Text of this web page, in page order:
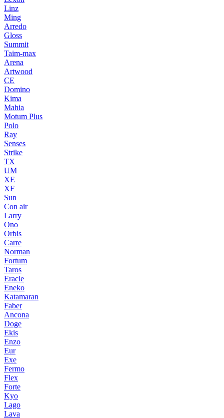
Linz
Ming
Arredo
Gloss
Summit
Taim-max
Arena
Artwood
CE
Domino
Kima
Mahia
Motum Plus
Polo
Ray
Senses
Strike
TX
UM
XE
XF
Sun
Con air
Larry
Ono
Orbis
Carre
Norman
Fortum
Taros
Eracle
Eneko
Katamaran
Faber
Ancona
Doge
Ekis
Enzo
Eur
Exe
Fermo
Flex
Forte
Kyo
Lago
Lava